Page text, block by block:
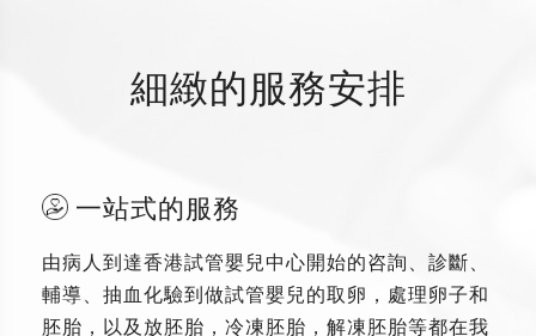
細緻的服務安排
一站式的服務
由病人到達香港試管嬰兒中心開始的咨詢、診斷、
輔導、抽血化驗到做試管嬰兒的取卵，處理卵子和
胚胎，以及放胚胎，冷凍胚胎，解凍胚胎等都在我